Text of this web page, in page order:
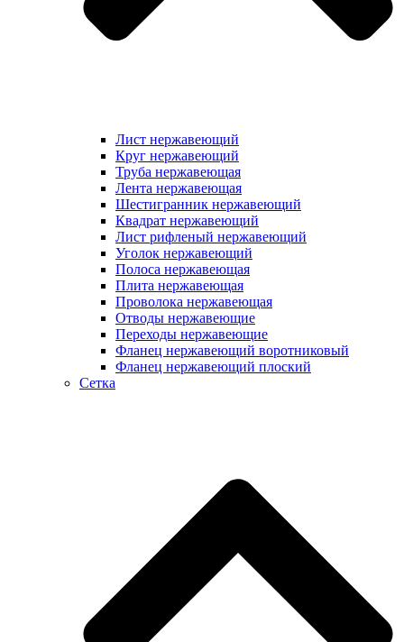
Лист нержавеющий
Круг нержавеющий
Труба нержавеющая
Лента нержавеющая
Шестигранник нержавеющий
Квадрат нержавеющий
Лист рифленый нержавеющий
Уголок нержавеющий
Полоса нержавеющая
Плита нержавеющая
Проволока нержавеющая
Отводы нержавеющие
Переходы нержавеющие
Фланец нержавеющий воротниковый
Фланец нержавеющий плоский
Сетка